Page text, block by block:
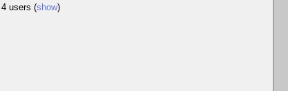
4 users (show)